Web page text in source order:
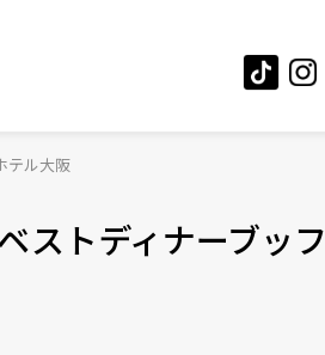
テル大阪
ストディナーブッフ